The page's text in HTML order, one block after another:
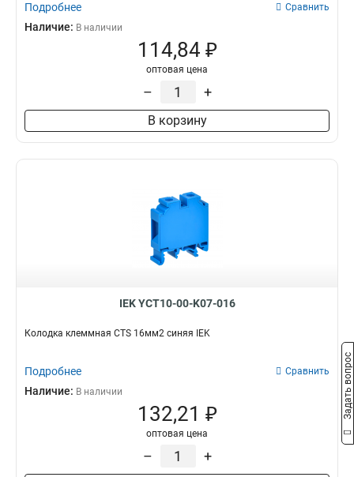
Подробнее Сравнить
Наличие: В наличии
114,84 ₽
оптовая цена
– +
В корзину
IEK YCT10-00-K07-016
Колодка клеммная CTS 16мм2 синяя IEK
Подробнее Сравнить
Наличие: В наличии
132,21 ₽
оптовая цена
– +
Задать вопрос